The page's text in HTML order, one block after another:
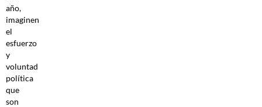
año,
imaginen
el
esfuerzo
y
voluntad
política
que
son